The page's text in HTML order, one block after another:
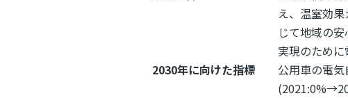
え、温室効
じて地域の
実現のため
2030年に向けた指標
公用車の電